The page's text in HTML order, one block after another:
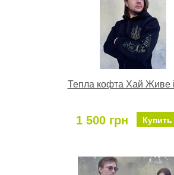
Тепла кофта Хай Живе
1 500 грн Купить